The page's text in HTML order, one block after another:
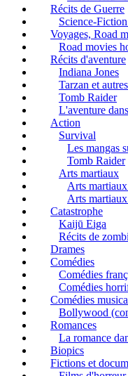
Récits de Guerre
Science-
Voyages, Road
Road movies
Récits d'aventure
Indiana Jones
Tarzan et
Tomb Raider
L'aventure
Action
Survival
Les mangas
Tomb Raider
Arts martiaux
Arts
Arts
Catastrophe
Kaijū Eiga
Récits de
Drames
Comédies
Comédies
Comédies
Comédies
Bollywood
Romances
La romance
Biopics
Fictions et